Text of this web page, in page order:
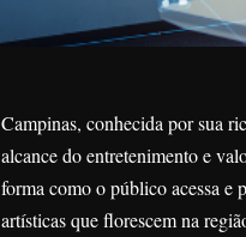
Campinas, conhecida por sua
alcance do entretenimento e
forma como o público acessa e
artísticas que florescem na